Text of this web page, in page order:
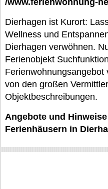
/www.ferienwohnung-
Dierhagen ist Kurort:
Wellness und
Dierhagen verwöhnen.
Ferienobjekt
von den großen
Objektbeschreibungen.
Angebote und
Ferienhäusern in